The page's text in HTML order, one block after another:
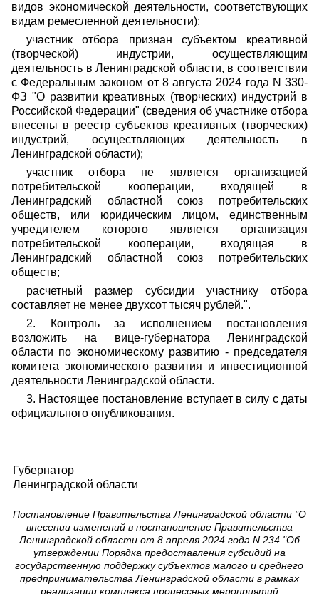
видов экономической деятельности, соответствующих
видам ремесленной деятельности);
участник отбора признан субъектом креативной
(творческой) индустрии, осуществляющим
деятельность в Ленинградской области, в соответствии
с Федеральным законом от 8 августа 2024 года N 330-
ФЗ "О развитии креативных (творческих) индустрий в
Российской Федерации" (сведения об участнике отбора
внесены в реестр субъектов креативных (творческих)
индустрий, осуществляющих деятельность в
Ленинградской области);
участник отбора не является организацией
потребительской кооперации, входящей в
Ленинградский областной союз потребительских
обществ, или юридическим лицом, единственным
учредителем которого является организация
потребительской кооперации, входящая в
Ленинградский областной союз потребительских
обществ;
расчетный размер субсидии участнику отбора
составляет не менее двухсот тысяч рублей.".
2. Контроль за исполнением постановления
возложить на вице-губернатора Ленинградской
области по экономическому развитию - председателя
комитета экономического развития и инвестиционной
деятельности Ленинградской области.
3. Настоящее постановление вступает в силу с даты
официального опубликования.
Губернатор
Ленинградской области
Постановление Правительства Ленинградской области "О
внесении изменений в постановление Правительства
Ленинградской области от 8 апреля 2024 года N 234 "Об
утверждении Порядка предоставления субсидий на
государственную поддержку субъектов малого и среднего
предпринимательства Ленинградской области в рамках
реализации комплекса процессных мероприятий